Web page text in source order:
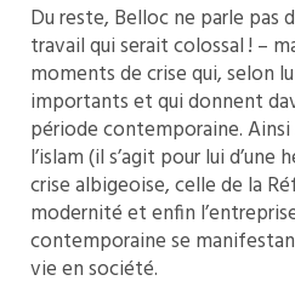
Du reste, Belloc ne parle pas
travail qui serait colossal ! –
moments de crise qui, selon
importants et qui donnent
période contemporaine.
l’islam (il s’agit pour lui d’une
crise albigeoise, celle de la
modernité et enfin
contemporaine se
vie en société.